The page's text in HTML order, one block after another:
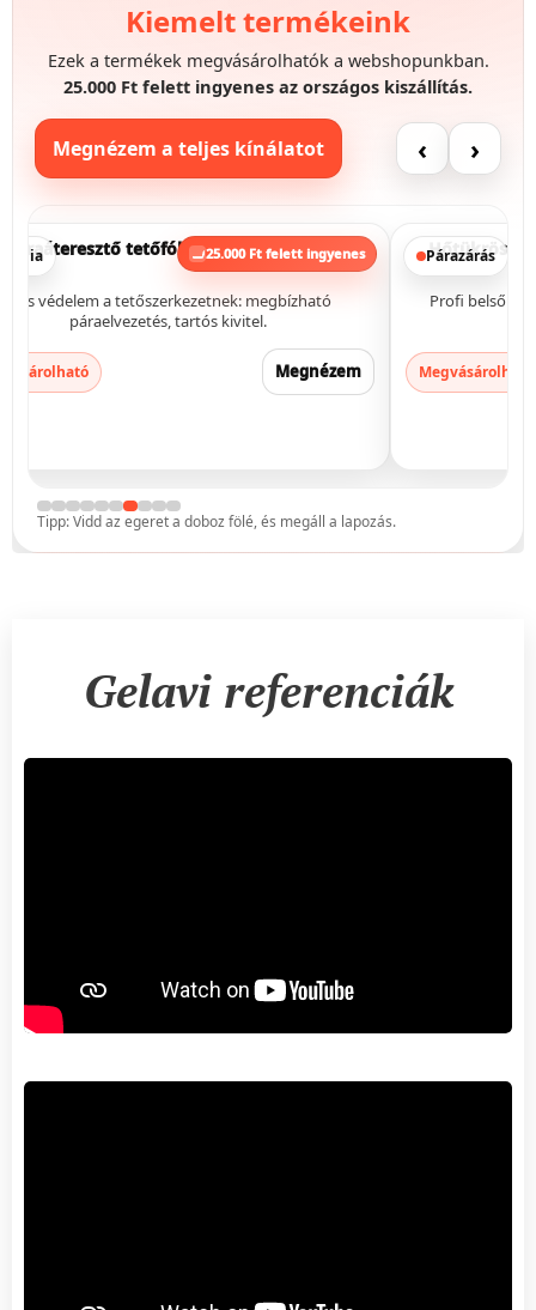
Kiemelt termékeink
Ezek a termékek megvásárolhatók a webshopunkban.
25.000 Ft felett ingyenes az országos kiszállítás.
Megnézem a teljes kínálatot ‹ ›
25.000 Ft felett ingyenes
165g/m² – 75m²
megbízható
tartós kivitel.
Párazárás 25.000
Hőtükrös párazáró fólia –
Profi belső párazárás: stabil
Megvásárolható
Tipp: Vidd az egeret a doboz fölé, és megáll a lapozás.
Gelavi referenciák